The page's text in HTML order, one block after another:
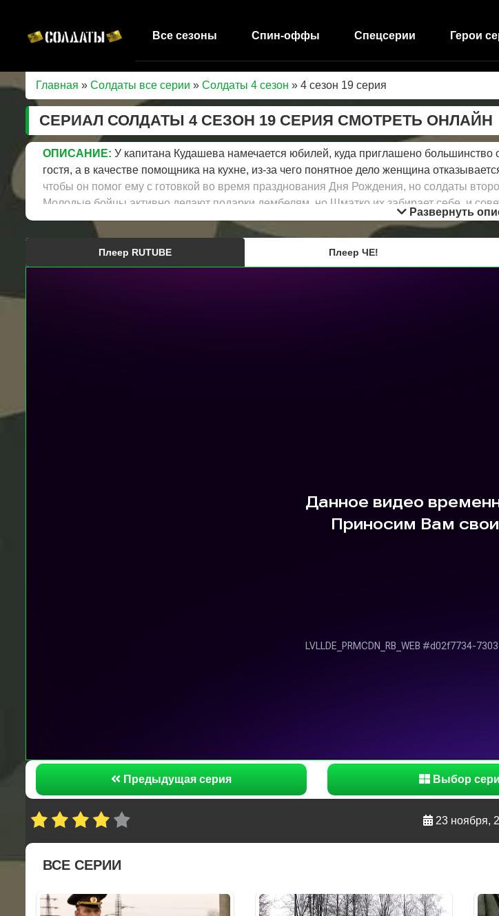
Все сезоны Спин-оффы Спецсерии Герои
Главная » Солдаты все серии » Солдаты 4 сезон » 4 сезон 19 серия
СЕРИАЛ СОЛДАТЫ 4 СЕЗОН 19 СЕРИЯ СМОТРЕТЬ ОНЛАЙН
ОПИСАНИЕ: У капитана Кудашева намечается юбилей, куда приглашено большинство
гостя, а в качестве помощника на кухне, из-за чего понятное дело женщина
чтобы он помог ему с готовкой во время празднования Дня Рождения, но солдаты
Молодые бойцы активно делают подарки дембелям, но Шматко их забирает себе, и
шкафа ротного, медсестра Лариса выполняет просьбу Самсонова и берет Кудашева на
вот, наступает долгожданный день демобилизации, герои, которые за долгие четыре
территорию родной воинской части, где с частью прослужили Отечеству верой и
упрямства и мести командира Кудашева.
Развернуть
Плеер RUTUBE Плеер ЧЕ!
Предыдущая серия Выбор
23 ноября,
ВСЕ СЕРИИ